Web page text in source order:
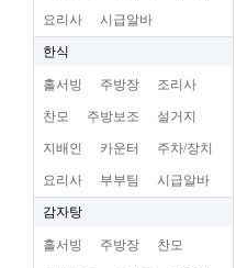
요리사 시급알바
한식
홀서빙 주방장 조리사
찬모 주방보조 설거지
지배인 카운터 주차/장치
요리사 부부팀 시급알바
감자탕
홀서빙 주방장 찬모